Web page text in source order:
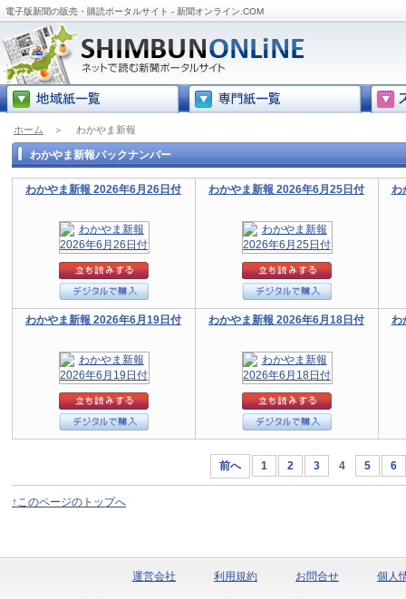
電子版新聞の販売・購読ポータルサイト - 新聞オンライン.COM
ホーム ＞ わかやま新報
わかやま新報バックナンバー
わかやま新報 2026年6月26日付 わかやま新報 2026年6月25日付 わ
わかやま新報 2026年6月19日付 わかやま新報 2026年6月18日付 わ
前へ 1 2 3 4 5 6
↑このページのトップへ
運営会社 利用規約 お問合せ 個人